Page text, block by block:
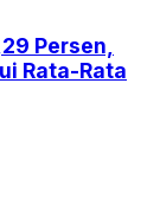
Persen,
Rata-Rata